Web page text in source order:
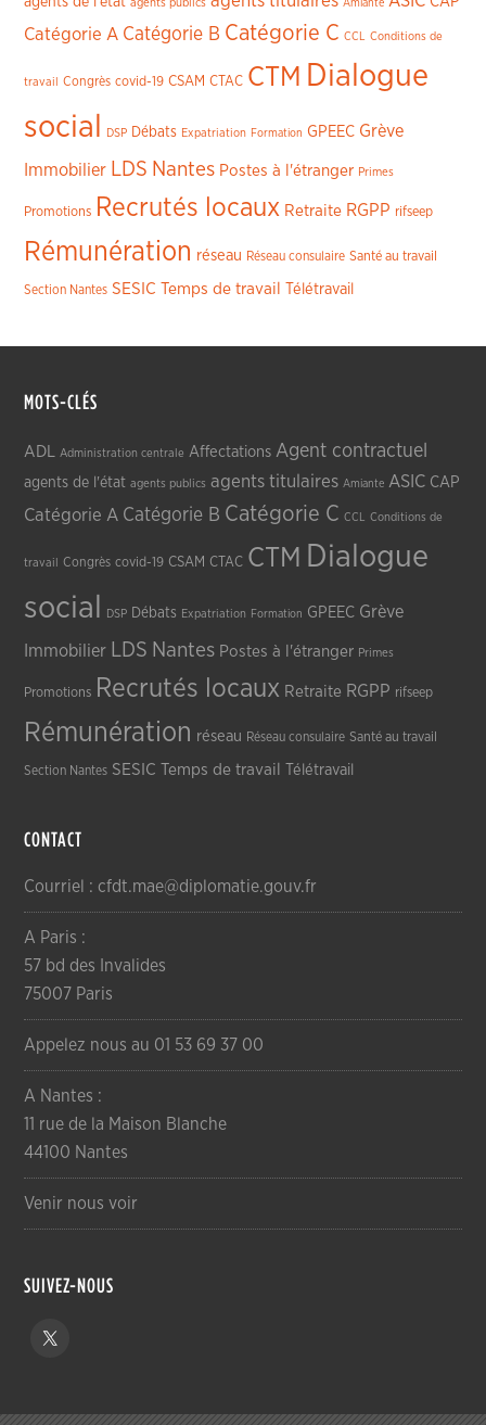
agents publics Amiante
Catégorie A Catégorie B Catégorie C CCL Conditions de
travail Congrès covid-19 CSAM CTAC CTM Dialogue
social
DSP Débats Expatriation Formation GPEEC Grève
Immobilier LDS Nantes Postes à l'étranger Primes
Promotions Recrutés locaux Retraite RGPP rifseep
Rémunération réseau Réseau consulaire Santé au travail
Section Nantes SESIC Temps de travail Télétravail
MOTS-CLÉS
ADL Administration centrale Affectations Agent contractuel
agents de l'état agents publics agents titulaires Amiante ASIC CAP
Catégorie A Catégorie B Catégorie C CCL Conditions de
travail Congrès covid-19 CSAM CTAC CTM Dialogue
social
DSP Débats Expatriation Formation GPEEC Grève
Immobilier LDS Nantes Postes à l'étranger Primes
Promotions Recrutés locaux Retraite RGPP rifseep
Rémunération réseau Réseau consulaire Santé au travail
Section Nantes SESIC Temps de travail Télétravail
CONTACT
Courriel : cfdt.mae@diplomatie.gouv.fr
A Paris :
57 bd des Invalides
75007 Paris
Appelez nous au 01 53 69 37 00
A Nantes :
11 rue de la Maison Blanche
44100 Nantes
Venir nous voir
SUIVEZ-NOUS